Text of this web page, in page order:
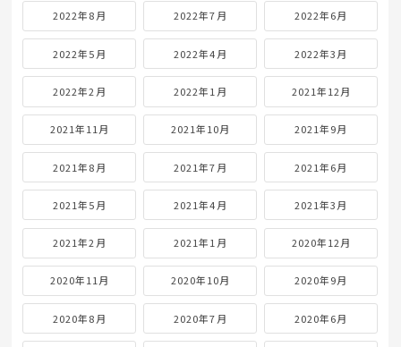
2022年8月 2022年7月 2022年6月
2022年5月 2022年4月 2022年3月
2022年2月 2022年1月 2021年12月
2021年11月 2021年10月 2021年9月
2021年8月 2021年7月 2021年6月
2021年5月 2021年4月 2021年3月
2021年2月 2021年1月 2020年12月
2020年11月 2020年10月 2020年9月
2020年8月 2020年7月 2020年6月